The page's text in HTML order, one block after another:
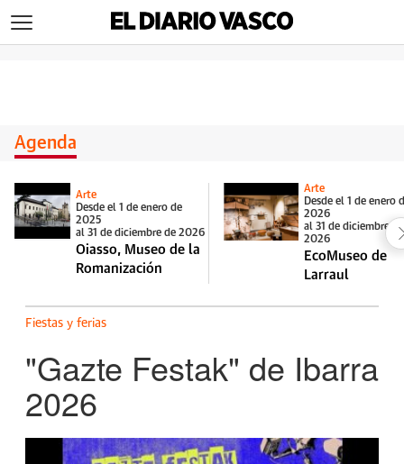
Agenda
Arte
Desde el 1 de enero de
2025
al 31 de diciembre de 2026
Oiasso, Museo de la
Romanización
Arte
Desde el 1 de enero
2026
al 31 de diciembre de
2026
EcoMuseo de
Larraul
Fiestas y ferias
"Gazte Festak" de Ibarra
2026